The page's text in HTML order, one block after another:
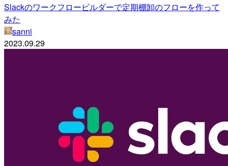
Slackのワークフロービルダーで定期棚卸のフローを作って
みた
sanni
2023.09.29